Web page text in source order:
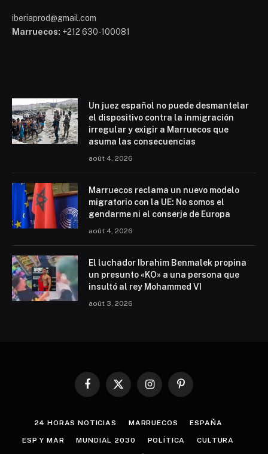
iberiaprod@gmail.com
Marruecos: +212 630-100081
Un juez español no puede desmantelar
el dispositivo contra la inmigración
irregular y exigir a Marruecos que
asuma las consecuencias
août 4, 2026
Marruecos reclama un nuevo modelo
migratorio con la UE: No somos el
gendarme ni el conserje de Europa
août 4, 2026
El luchador Ibrahim Benmalek propina
un presunto «KO» a una persona que
insultó al rey Mohammed VI
août 3, 2026
Facebook
X
InstagramPinterest
24 HORAS NOTICIAS MARRUECOS ESPAÑA
ESP Y MAR MUNDIAL 2030 POLÍTICA CULTURA